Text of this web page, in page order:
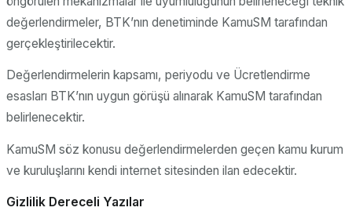
değerlendirmeler, BTK’nın denetiminde KamuSM tarafından
gerçekleştirilecektir.
Değerlendirmelerin kapsamı, periyodu ve Ücretlendirme
esasları BTK’nın uygun görüşü alınarak KamuSM tarafından
belirlenecektir.
KamuSM söz konusu değerlendirmelerden geçen kamu kurum
ve kuruluşlarını kendi internet sitesinden ilan edecektir.
Gizlilik Dereceli Yazılar